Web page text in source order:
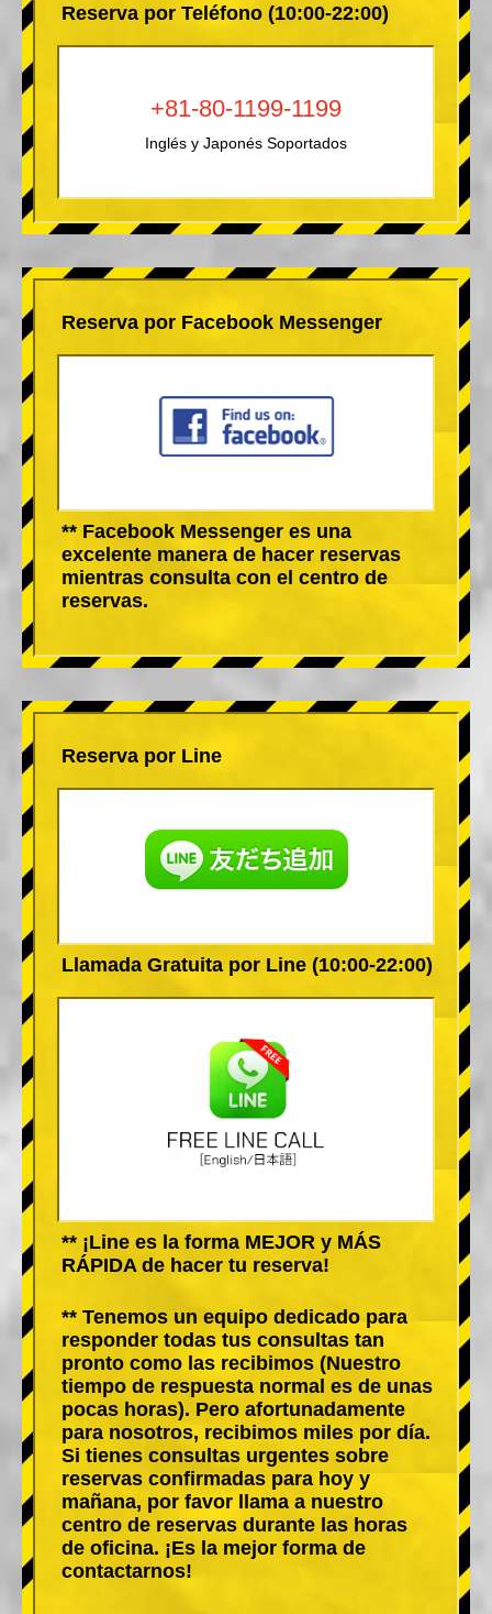
Reserva por Teléfono (10:00-22:00)
+81-80-1199-1199
Inglés y Japonés Soportados
Reserva por Facebook Messenger
** Facebook Messenger es una
excelente manera de hacer reservas
mientras consulta con el centro de
reservas.
Reserva por Line
Llamada Gratuita por Line (10:00-22:00)
** ¡Line es la forma MEJOR y MÁS
RÁPIDA de hacer tu reserva!
** Tenemos un equipo dedicado para
responder todas tus consultas tan
pronto como las recibimos (Nuestro
tiempo de respuesta normal es de unas
pocas horas). Pero afortunadamente
para nosotros, recibimos miles por día.
Si tienes consultas urgentes sobre
reservas confirmadas para hoy y
mañana, por favor llama a nuestro
centro de reservas durante las horas
de oficina. ¡Es la mejor forma de
contactarnos!